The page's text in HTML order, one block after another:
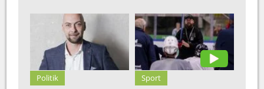
Politik Sport